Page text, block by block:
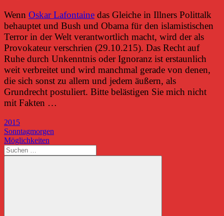
Wenn Oskar Lafontaine das Gleiche in Illners Polittalk
behauptet und Bush und Obama für den islamistischen
Terror in der Welt verantwortlich macht, wird der als
Provokateur verschrien (29.10.215). Das Recht auf
Ruhe durch Unkenntnis oder Ignoranz ist erstaunlich
weit verbreitet und wird manchmal gerade von denen,
die sich sonst zu allem und jedem äußern, als
Grundrecht postuliert. Bitte belästigen Sie mich nicht
mit Fakten …
2015
Beitragsnavigation
Vorheriger
Beitrag:
Sonntagmorgen
Nächster
Beitrag:
Möglichkeiten
Suchen
nach: